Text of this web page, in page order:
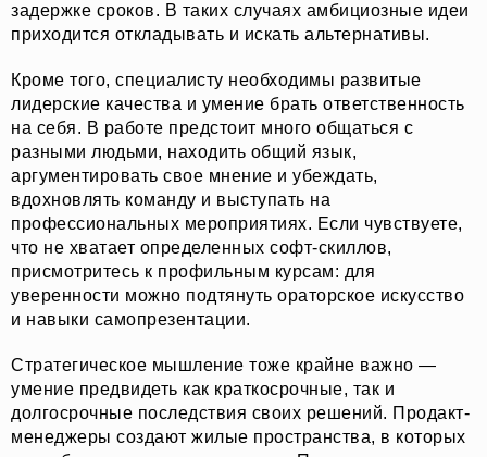
задержке сроков. В таких случаях амбициозные идеи
приходится откладывать и искать альтернативы.
Кроме того, специалисту необходимы развитые
лидерские качества и умение брать ответственность
на себя. В работе предстоит много общаться с
разными людьми, находить общий язык,
аргументировать свое мнение и убеждать,
вдохновлять команду и выступать на
профессиональных мероприятиях. Если чувствуете,
что не хватает определенных софт-скиллов,
присмотритесь к профильным курсам: для
уверенности можно подтянуть ораторское искусство
и навыки самопрезентации.
Стратегическое мышление тоже крайне важно —
умение предвидеть как краткосрочные, так и
долгосрочные последствия своих решений. Продакт-
менеджеры создают жилые пространства, в которых